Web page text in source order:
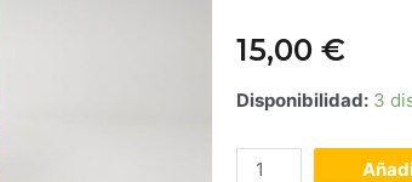
15,00 €
Disponibilidad: 3